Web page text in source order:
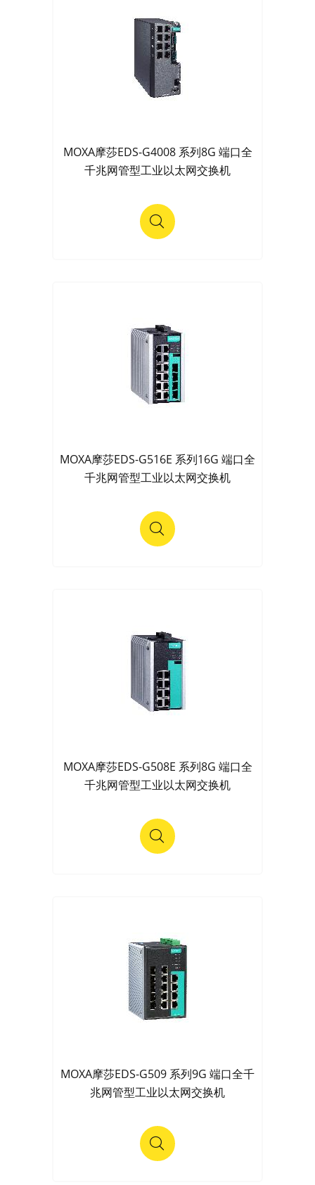
MOXA摩莎EDS-G4008 系列8G 端口全
千兆网管型工业以太网交换机
MOXA摩莎EDS-G516E 系列16G 端口全
千兆网管型工业以太网交换机
MOXA摩莎EDS-G508E 系列8G 端口全
千兆网管型工业以太网交换机
MOXA摩莎EDS-G509 系列9G 端口全千
兆网管型工业以太网交换机